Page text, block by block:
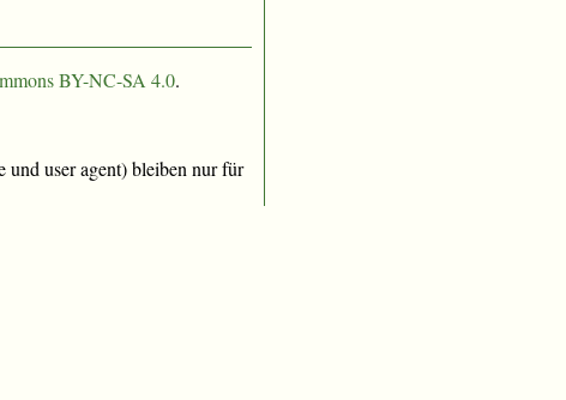
BY-NC-SA 4.0.
und user agent) bleiben nur für